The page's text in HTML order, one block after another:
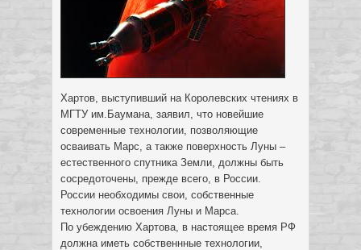
Хартов, выступивший на Королевских чтениях в
МГТУ им.Баумана, заявил, что новейшие
современные технологии, позволяющие
осваивать Марс, а также поверхность Луны –
естественного спутника Земли, должны быть
сосредоточены, прежде всего, в России.
России необходимы свои, собственные
технологии освоения Луны и Марса.
По убеждению Хартова, в настоящее время РФ
должна иметь собственнные технологии,